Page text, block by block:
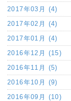
2017年03月 (4)
2017年02月 (4)
2017年01月 (4)
2016年12月 (15)
2016年11月 (5)
2016年10月 (9)
2016年09月 (10)